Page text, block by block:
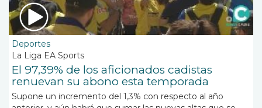
Deportes
La Liga EA Sports
El 97,39% de los aficionados cadistas
renuevan su abono esta temporada
Supone un incremento del 1,3% con respecto al año